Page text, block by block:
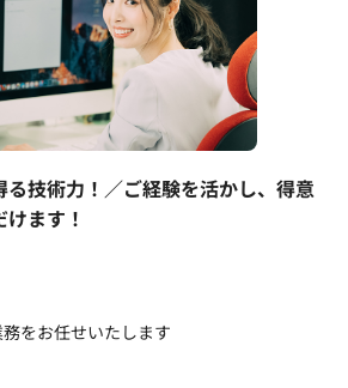
る技術力！／ご経験を活かし、得意
ます！
をお任せいたします